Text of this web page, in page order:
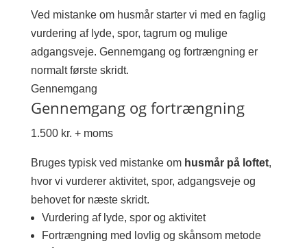
Ved mistanke om husmår starter vi med en faglig
vurdering af lyde, spor, tagrum og mulige
adgangsveje. Gennemgang og fortrængning er
normalt første skridt.
Gennemgang
Gennemgang og fortrængning
1.500 kr. + moms
Bruges typisk ved mistanke om husmår på loftet,
hvor vi vurderer aktivitet, spor, adgangsveje og
behovet for næste skridt.
Vurdering af lyde, spor og aktivitet
Fortrængning med lovlig og skånsom metode